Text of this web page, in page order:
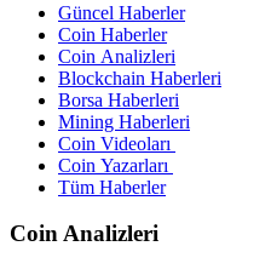
Güncel Haberler
Coin Haberler
Coin Analizleri
Blockchain Haberleri
Borsa Haberleri
Mining Haberleri
Coin Videoları
Coin Yazarları
Tüm Haberler
Coin Analizleri